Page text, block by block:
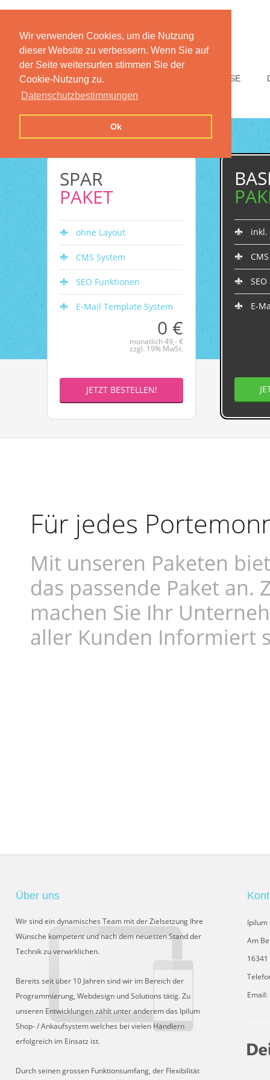
Wir verwenden Cookies, um die Nutzung
dieser Website zu verbessern. Wenn Sie auf
der Seite weitersurfen stimmen Sie der
Cookie-Nutzung zu.
Datenschutzbestimmungen
Ok
HOME PREISE
SPAR
PAKET
ohne Layout
CMS System
SEO Funktionen
E-Mail Template System
0 €
monatlich 49,- €
zzgl. 19% MwSt.
JETZT BESTELLEN!
inkl.
E-
Für jedes
Mit unseren Paketen
das passende Paket an.
machen Sie Ihr
aller Kunden Informiert
Über uns
Wir sind ein dynamisches Team mit der Zielsetzung Ihre
Wünsche kompetent und nach dem neuesten Stand der
Technik zu verwirklichen.
Bereits seit über 10 Jahren sind wir im Bereich der
Programmierung, Webdesign und Solutions tätig. Zu
unseren Entwicklungen zählt unter anderem das Ipilum
Shop- / Ankaufsystem welches bei vielen Händlern
erfolgreich im Einsatz ist.
Durch seinen grossen Funktionsumfang, der Flexibilität
Ipilum
Am